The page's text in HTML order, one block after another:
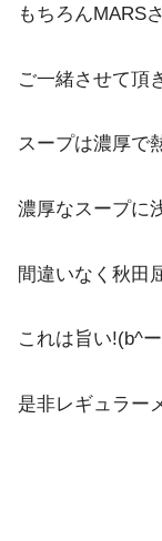
もちろんMARS
ご一緒させて頂
スープは濃厚で
濃厚なスープに
間違いなく秋田
これは旨い!(b^
是非レギュラー